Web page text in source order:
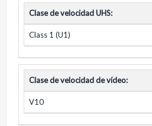
Clase de velocidad UHS:
Class 1 (U1)
Clase de velocidad de vídeo:
V10